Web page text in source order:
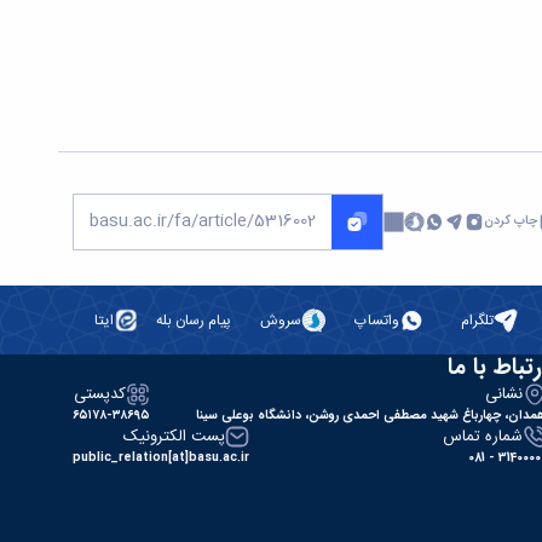
چاپ کردن
تلگرام واتساپ سروش پیام رسان بله ایتا
با ما
نشانی
چهارباغ شهید مصطفی احمدی روشن، دانشگاه بوعلی سینا
کدپستی
۶۵۱۷۸-۳۸۶۹۵
شماره تماس
31400000 -
پست الکترونیک
public_relation[at]basu.ac.ir